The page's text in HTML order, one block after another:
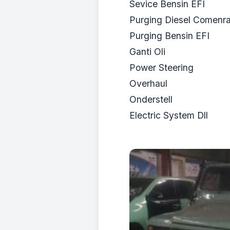
Sevice Bensin EFI
Purging Diesel
Purging Bensin EFI
Ganti Oli
Power Steering
Overhaul
Onderstell
Electric System Dll